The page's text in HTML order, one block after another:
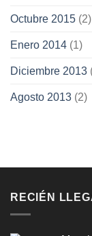
Octubre 2015 (2)
Enero 2014 (1)
Diciembre 2013
Agosto 2013 (2)
RECIÉN